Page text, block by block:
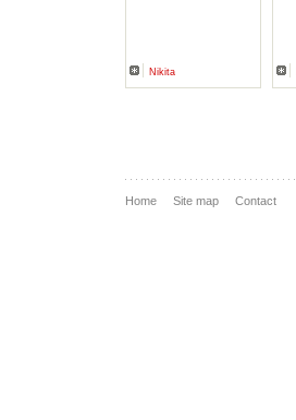
Nikita
Home Site map Contact